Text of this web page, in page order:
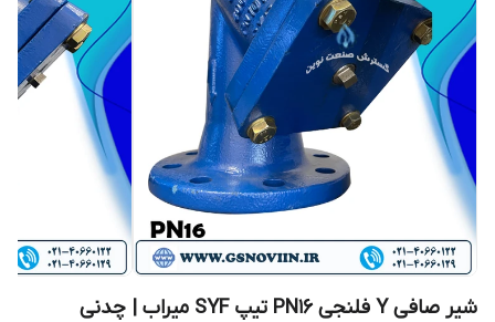
شیر صافی Y فلنجی PN16 تیپ SYF میراب | چدنی